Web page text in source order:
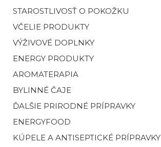
STAROSTLIVOSŤ O POKOŽKU
VČELIE PRODUKTY
VÝŽIVOVÉ DOPLNKY
ENERGY PRODUKTY
AROMATERAPIA
BYLINNÉ ČAJE
ĎALŠIE PRIRODNÉ PRÍPRAVKY
ENERGYFOOD
KÚPELE A ANTISEPTICKÉ PRÍPRAVKY